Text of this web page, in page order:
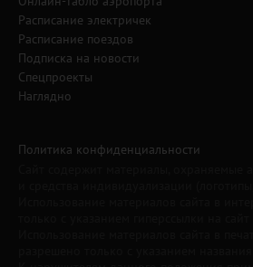
Расписание электричек
Расписание поездов
Подписка на новости
Спецпроекты
Наглядно
Политика конфиденциальности